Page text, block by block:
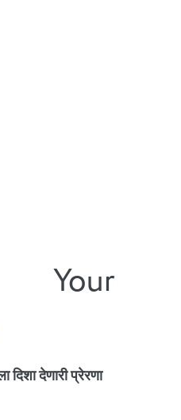
Your
देणारी प्रेरणा